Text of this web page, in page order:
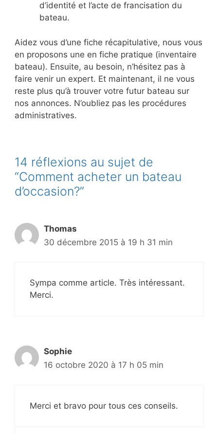
d’identité et l’acte de francisation du
bateau.
Aidez vous d’une fiche récapitulative, nous vous
en proposons une en fiche pratique (inventaire
bateau). Ensuite, au besoin, n’hésitez pas à
faire venir un expert. Et maintenant, il ne vous
reste plus qu’à trouver votre futur bateau sur
nos annonces. N’oubliez pas les procédures
administratives.
14 réflexions au sujet de
“Comment acheter un bateau
d’occasion?”
Thomas
30 décembre 2015 à 19 h 31 min
Sympa comme article. Très intéressant.
Merci.
Sophie
16 octobre 2020 à 17 h 05 min
Merci et bravo pour tous ces conseils.